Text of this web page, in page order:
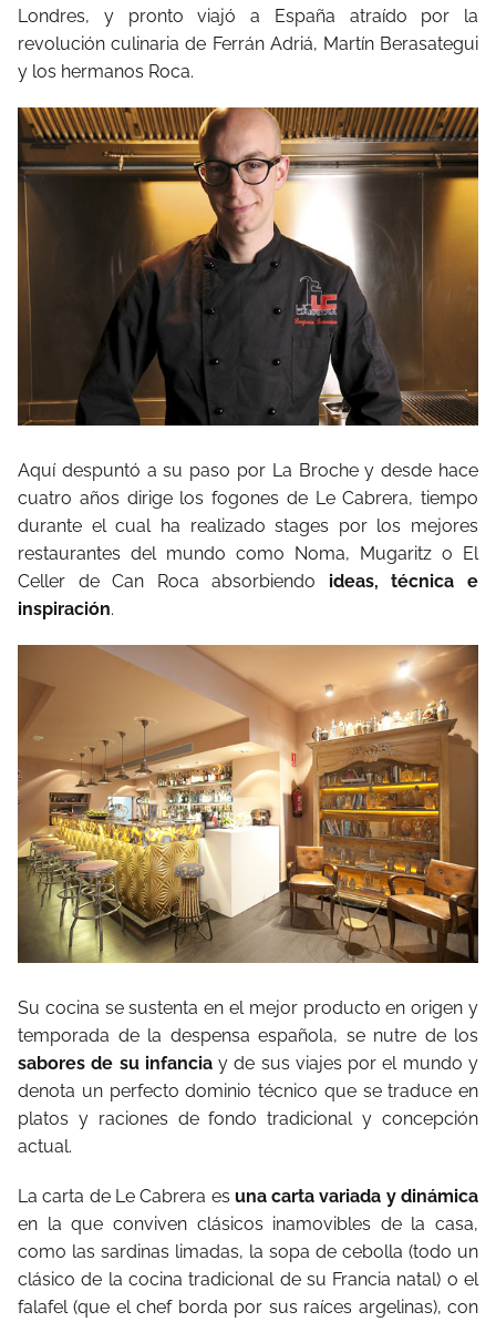
Londres, y pronto viajó a España atraído por la
revolución culinaria de Ferrán Adriá, Martín Berasategui
y los hermanos Roca.
Aquí despuntó a su paso por La Broche y desde hace
cuatro años dirige los fogones de Le Cabrera, tiempo
durante el cual ha realizado stages por los mejores
restaurantes del mundo como Noma, Mugaritz o El
Celler de Can Roca absorbiendo ideas, técnica e
inspiración.
Su cocina se sustenta en el mejor producto en origen y
temporada de la despensa española, se nutre de los
sabores de su infanciay de sus viajes por el mundo y
denota un perfecto dominio técnico que se traduce en
platos y raciones de fondo tradicional y concepción
actual.
La carta de Le Cabrera es una carta variada y dinámica
en la que conviven clásicos inamovibles de la casa,
como las sardinas limadas, la sopa de cebolla (todo un
clásico de la cocina tradicional de su Francia natal) o el
falafel (que el chef borda por sus raíces argelinas), con